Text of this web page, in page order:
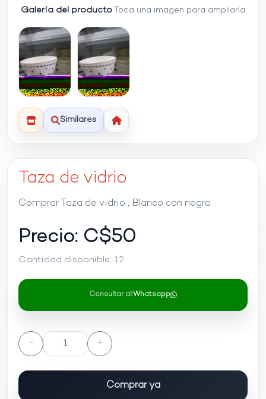
Galería del producto Toca una imagen para ampliarla
Similares
Taza de vidrio
Comprar Taza de vidrio , Blanco con negro
Precio: C$50
Cantidad disponible: 12
Consultar al:Whatsapp
- +
Comprar ya